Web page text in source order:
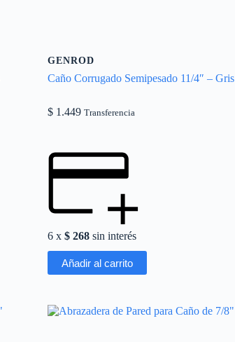
GENROD
Caño Corrugado Semipesado 11/4″ – Gris
$ 1.449 Transferencia
6 x$ 268 sin interés
Añadir al carrito